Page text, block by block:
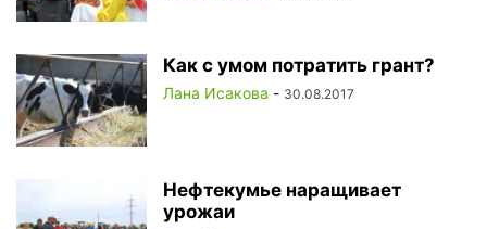
Как с умом потратить грант?
Лана Исакова - 30.08.2017
Нефтекумье наращивает
урожаи